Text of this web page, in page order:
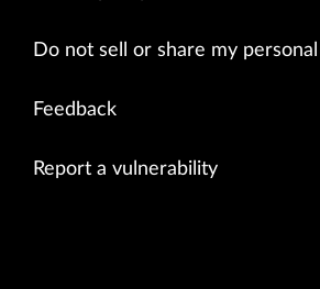
Do not sell or share my
Feedback
Report a vulnerability